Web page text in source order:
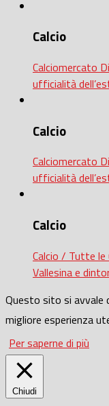
Calcio
Calciomercato
ufficialità
Calcio
Calciomercato
ufficialità
Calcio
Calcio / Tutte le
Vallesina e
Questo sito si avvale
migliore esperienza
Per saperne di più
Chiudi